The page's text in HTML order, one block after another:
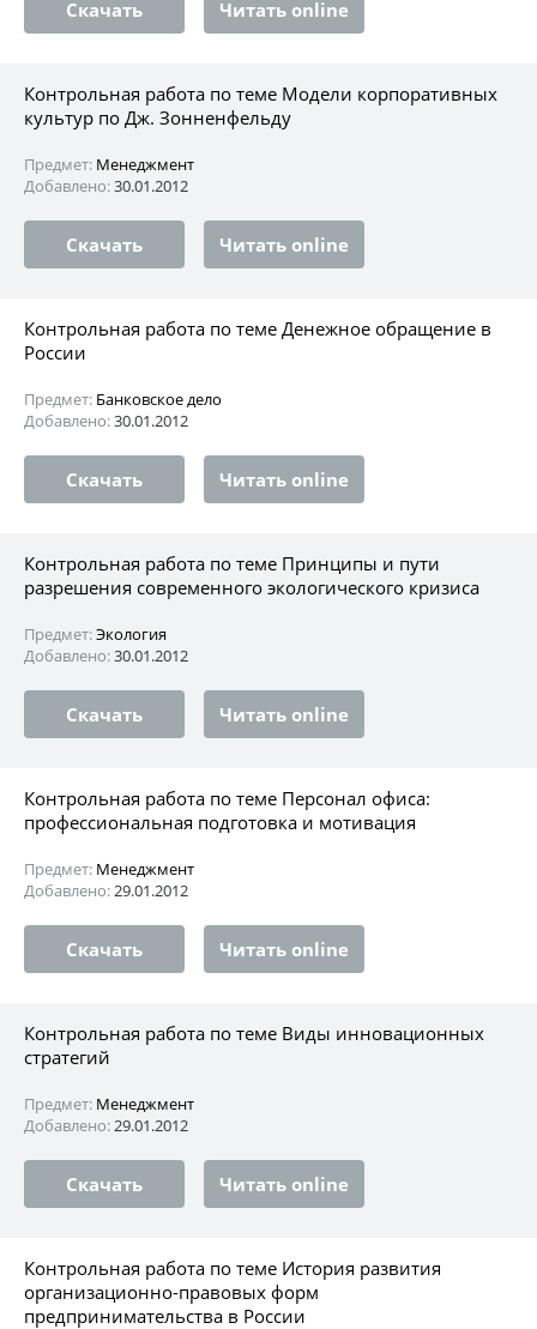
Скачать Читать online
Контрольная работа по теме Модели корпоративных
культур по Дж. Зонненфельду
Предмет: Менеджмент
Добавлено:30.01.2012
Скачать Читать online
Контрольная работа по теме Денежное обращение в
России
Предмет: Банковское дело
Добавлено:30.01.2012
Скачать Читать online
Контрольная работа по теме Принципы и пути
разрешения современного экологического кризиса
Предмет:Экология
Добавлено:30.01.2012
Скачать Читать online
Контрольная работа по теме Персонал офиса:
профессиональная подготовка и мотивация
Предмет: Менеджмент
Добавлено:29.01.2012
Скачать Читать online
Контрольная работа по теме Виды инновационных
стратегий
Предмет: Менеджмент
Добавлено:29.01.2012
Скачать Читать online
Контрольная работа по теме История развития
организационно-правовых форм
предпринимательства в России